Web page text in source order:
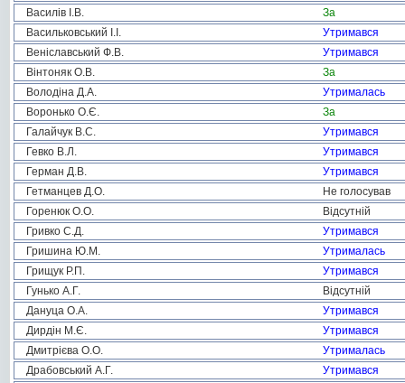
Василів І.В.
За
Васильковський І.І.
Утримався
Веніславський Ф.В.
Утримався
Вінтоняк О.В.
За
Володіна Д.А.
Утрималась
Воронько О.Є.
За
Галайчук В.С.
Утримався
Гевко В.Л.
Утримався
Герман Д.В.
Утримався
Гетманцев Д.О.
Не голосував
Горенюк О.О.
Відсутній
Гривко С.Д.
Утримався
Гришина Ю.М.
Утрималась
Грищук Р.П.
Утримався
Гунько А.Г.
Відсутній
Дануца О.А.
Утримався
Дирдін М.Є.
Утримався
Дмитрієва О.О.
Утрималась
Драбовський А.Г.
Утримався